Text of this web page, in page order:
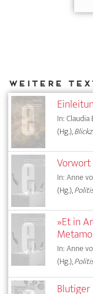
In:
(Hg.),
Vorwort
In: Anne
(Hg.),
»Et in
In: Anne
(Hg.),